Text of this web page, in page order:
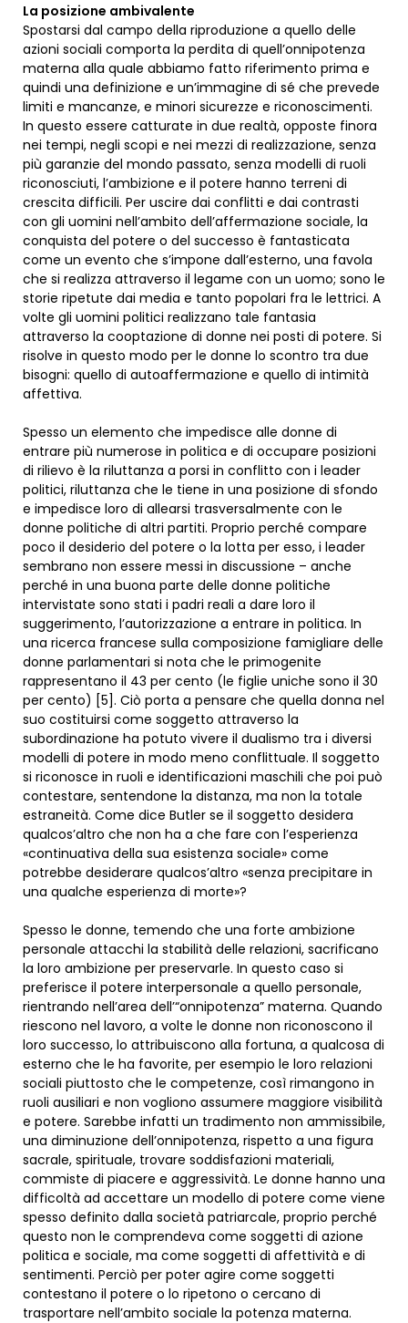
La posizione ambivalente
Spostarsi dal campo della riproduzione a quello delle
azioni sociali comporta la perdita di quell’onnipotenza
materna alla quale abbiamo fatto riferimento prima e
quindi una definizione e un’immagine di sé che prevede
limiti e mancanze, e minori sicurezze e riconoscimenti.
In questo essere catturate in due realtà, opposte finora
nei tempi, negli scopi e nei mezzi di realizzazione, senza
più garanzie del mondo passato, senza modelli di ruoli
riconosciuti, l’ambizione e il potere hanno terreni di
crescita difficili. Per uscire dai conflitti e dai contrasti
con gli uomini nell’ambito dell’affermazione sociale, la
conquista del potere o del successo è fantasticata
come un evento che s’impone dall’esterno, una favola
che si realizza attraverso il legame con un uomo; sono le
storie ripetute dai media e tanto popolari fra le lettrici. A
volte gli uomini politici realizzano tale fantasia
attraverso la cooptazione di donne nei posti di potere. Si
risolve in questo modo per le donne lo scontro tra due
bisogni: quello di autoaffermazione e quello di intimità
affettiva.
Spesso un elemento che impedisce alle donne di
entrare più numerose in politica e di occupare posizioni
di rilievo è la riluttanza a porsi in conflitto con i leader
politici, riluttanza che le tiene in una posizione di sfondo
e impedisce loro di allearsi trasversalmente con le
donne politiche di altri partiti. Proprio perché compare
poco il desiderio del potere o la lotta per esso, i leader
sembrano non essere messi in discussione – anche
perché in una buona parte delle donne politiche
intervistate sono stati i padri reali a dare loro il
suggerimento, l’autorizzazione a entrare in politica. In
una ricerca francese sulla composizione famigliare delle
donne parlamentari si nota che le primogenite
rappresentano il 43 per cento (le figlie uniche sono il 30
per cento) [5]. Ciò porta a pensare che quella donna nel
suo costituirsi come soggetto attraverso la
subordinazione ha potuto vivere il dualismo tra i diversi
modelli di potere in modo meno conflittuale. Il soggetto
si riconosce in ruoli e identificazioni maschili che poi può
contestare, sentendone la distanza, ma non la totale
estraneità. Come dice Butler se il soggetto desidera
qualcos’altro che non ha a che fare con l’esperienza
«continuativa della sua esistenza sociale» come
potrebbe desiderare qualcos’altro «senza precipitare in
una qualche esperienza di morte»?
Spesso le donne, temendo che una forte ambizione
personale attacchi la stabilità delle relazioni, sacrificano
la loro ambizione per preservarle. In questo caso si
preferisce il potere interpersonale a quello personale,
rientrando nell’area dell’“onnipotenza” materna. Quando
riescono nel lavoro, a volte le donne non riconoscono il
loro successo, lo attribuiscono alla fortuna, a qualcosa di
esterno che le ha favorite, per esempio le loro relazioni
sociali piuttosto che le competenze, così rimangono in
ruoli ausiliari e non vogliono assumere maggiore visibilità
e potere. Sarebbe infatti un tradimento non ammissibile,
una diminuzione dell’onnipotenza, rispetto a una figura
sacrale, spirituale, trovare soddisfazioni materiali,
commiste di piacere e aggressività. Le donne hanno una
difficoltà ad accettare un modello di potere come viene
spesso definito dalla società patriarcale, proprio perché
questo non le comprendeva come soggetti di azione
politica e sociale, ma come soggetti di affettività e di
sentimenti. Perciò per poter agire come soggetti
contestano il potere o lo ripetono o cercano di
trasportare nell’ambito sociale la potenza materna.